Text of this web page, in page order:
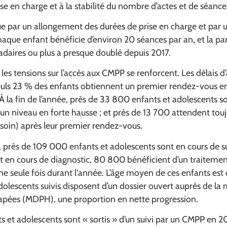
en charge et à la stabilité du nombre d’actes et de
par un allongement des durées de prise en charge et par
enfant bénéficie d’environ 20 séances par an, et la
ou plus a presque doublé depuis 2017.
tensions sur l’accès aux CMPP se renforcent. Les délais
23 % des enfants obtiennent un premier rendez-vous
la fin de l’année, près de 33 800 enfants et adolescents
niveau en forte hausse ; et près de 13 700 attendent
après leur premier rendez-vous.
de 109 000 enfants et adolescents sont en cours de
en cours de diagnostic, 80 800 bénéficient d’un
seule fois durant l'année. L’âge moyen de ces enfants est
suivis disposent d’un dossier ouvert auprès de
(MDPH), une proportion en nette progression.
et adolescents sont « sortis » d’un suivi par un CMPP en